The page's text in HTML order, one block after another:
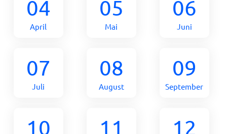
04
April
05
Mai
06
Juni
07
Juli
08
August
09
September
10 11 12